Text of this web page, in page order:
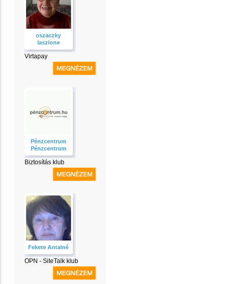
oszaczky
laszlone
Virtapay
Pénzcentrum
Pénzcentrum
Biztosítás klub
Fekete Antalné
OPN - SiteTalk klub